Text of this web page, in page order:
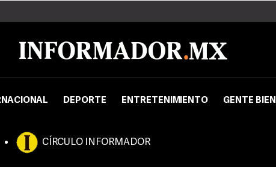
DEPORTE ENTRETENIMIENTO GENTE BIEN
CÍRCULO INFORMADOR